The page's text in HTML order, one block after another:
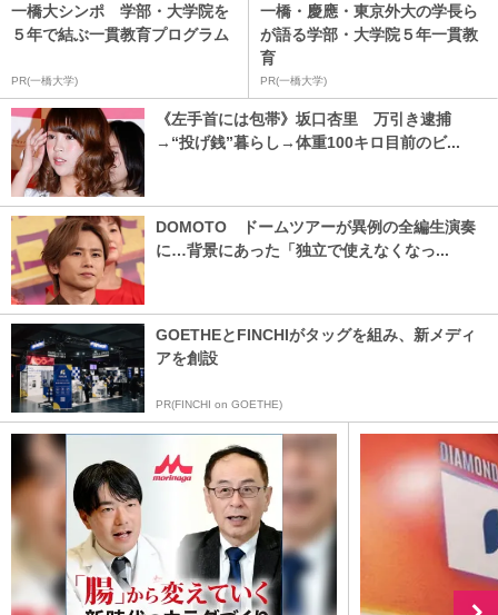
一橋大シンポ 学部・大学院を
５年で結ぶ一貫教育プログラム
PR(一橋大学)
一橋・慶應・東京外大の学長ら
が語る学部・大学院５年一貫教
育
PR(一橋大学)
《左手首には包帯》坂口杏里 万引き逮捕
→“投げ銭”暮らし→体重100キロ目前のビ...
DOMOTO ドームツアーが異例の全編生演奏
に…背景にあった「独立で使えなくなっ...
GOETHEとFINCHIがタッグを組み、新メディ
アを創設
PR(FINCHI on GOETHE)